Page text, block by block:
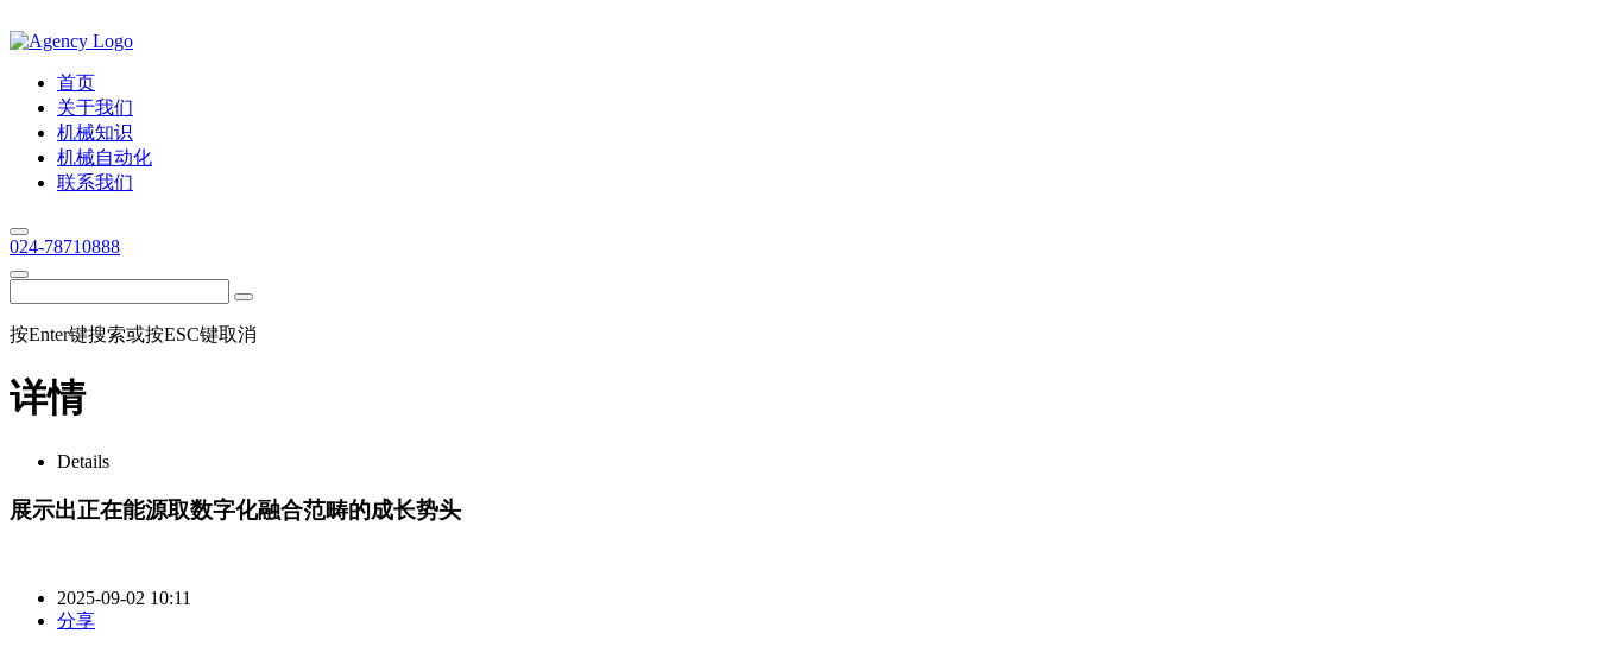
首页
关于我们
机械知识
机械自动化
联系我们
024-78710888
按Enter键搜索或按ESC键取消
详情
Details
展示出正在能源取数字化融合范畴的成长势头
2025-09-02 10:11
分享